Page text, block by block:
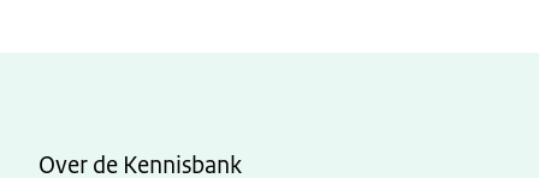
Over de Kennisbank